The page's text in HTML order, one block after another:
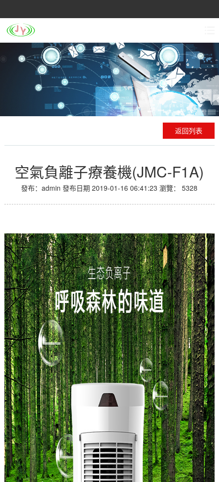
返回列表
空氣負離子療養機(JMC-F1A)
發布：admin發布日期 2019-01-16 06:41:23瀏覽： 5328